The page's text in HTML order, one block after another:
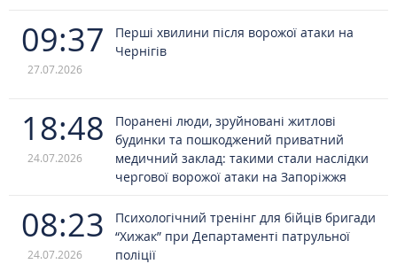
09:37
27.07.2026
Перші хвилини після ворожої атаки на
Чернігів
18:48
24.07.2026
Поранені люди, зруйновані житлові
будинки та пошкоджений приватний
медичний заклад: такими стали наслідки
чергової ворожої атаки на Запоріжжя
08:23
24.07.2026
Психологічний тренінг для бійців бригади
“Хижак” при Департаменті патрульної
поліції